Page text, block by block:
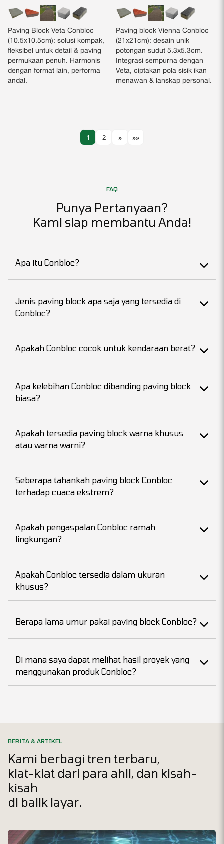
Paving Block Veta Conbloc
(10.5x10.5cm): solusi kompak,
fleksibel untuk detail & paving
permukaan penuh. Harmonis
dengan format lain, performa
andal.
Paving block Vienna Conbloc
(21x21cm): desain unik
potongan sudut 5.3x5.3cm.
Integrasi sempurna dengan
Veta, ciptakan pola sisik ikan
menawan & lanskap personal.
1 2 » »»
FAQ
Punya Pertanyaan?
Kami siap membantu Anda!
Apa itu Conbloc?
Jenis paving block apa saja yang tersedia di
Conbloc?
Apakah Conbloc cocok untuk kendaraan berat?
Apa kelebihan Conbloc dibanding paving block
biasa?
Apakah tersedia paving block warna khusus
atau warna warni?
Seberapa tahankah paving block Conbloc
terhadap cuaca ekstrem?
Apakah pengaspalan Conbloc ramah
lingkungan?
Apakah Conbloc tersedia dalam ukuran
khusus?
Berapa lama umur pakai paving block Conbloc?
Di mana saya dapat melihat hasil proyek yang
menggunakan produk Conbloc?
BERITA & ARTIKEL
Kami berbagi tren terbaru,
kiat-kiat dari para ahli, dan kisah-
kisah
di balik layar.